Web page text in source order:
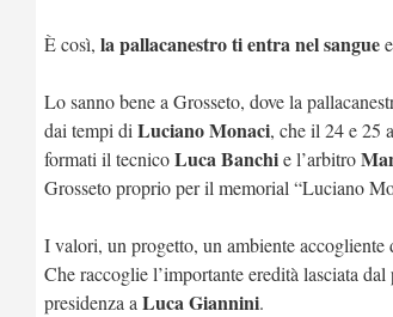
È così, la pallacanestro ti entra nel sangue
Lo sanno bene a Grosseto, dove la
dai tempi di Luciano Monaci, che il 24 e 25
formati il tecnicoLuca Banchie l’arbitro
Grosseto proprio per il memorial “Luciano
I valori, un progetto, un ambiente accogliente
Che raccoglie l’importante eredità lasciata dal
presidenza a Luca Giannini.